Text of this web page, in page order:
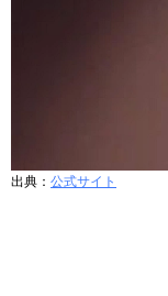
出典： 公式サイト